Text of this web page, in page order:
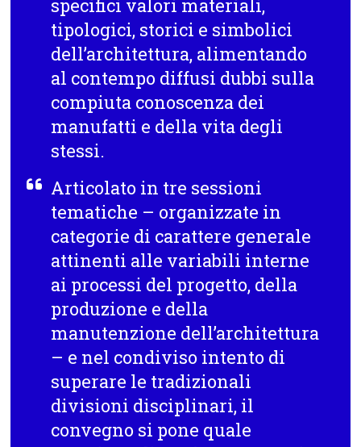
specifici valori materiali,
tipologici, storici e simbolici
dell’architettura, alimentando
al contempo diffusi dubbi sulla
compiuta conoscenza dei
manufatti e della vita degli
stessi.
Articolato in tre sessioni
tematiche – organizzate in
categorie di carattere generale
attinenti alle variabili interne
ai processi del progetto, della
produzione e della
manutenzione dell’architettura
– e nel condiviso intento di
superare le tradizionali
divisioni disciplinari, il
convegno si pone quale